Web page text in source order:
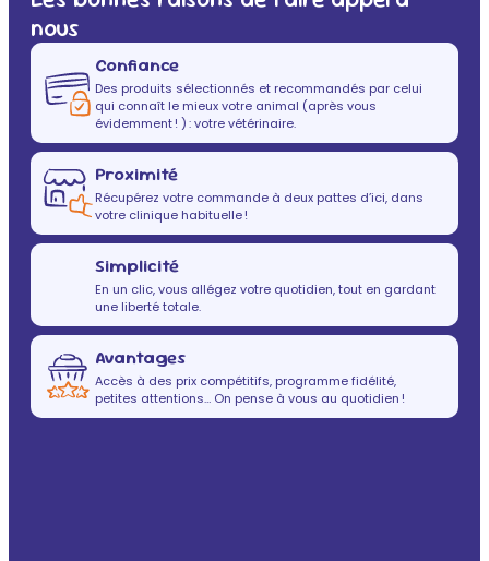
nous
Confiance
Des produits sélectionnés et recommandés par celui
qui connaît le mieux votre animal (après vous
évidemment ! ) : votre vétérinaire.
Proximité
Récupérez votre commande à deux pattes d’ici, dans
votre clinique habituelle !
Simplicité
En un clic, vous allégez votre quotidien, tout en gardant
une liberté totale.
Avantages
Accès à des prix compétitifs, programme fidélité,
petites attentions… On pense à vous au quotidien !